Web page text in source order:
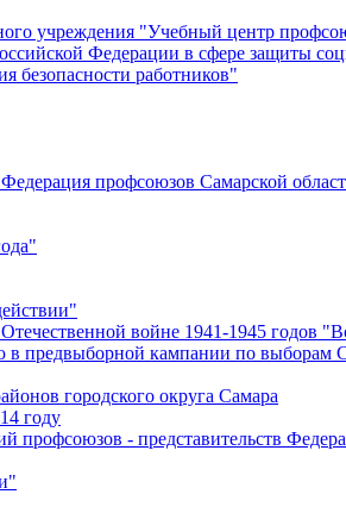
учреждения "Учебный центр
Федерации в сфере защиты
безопасности работников"
профсоюзов Самарской
войне 1941-1945 годов
предвыборной кампании по выборам
городского округа Самара
году
профсоюзов - представительств